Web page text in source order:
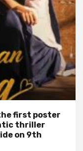
first poster
thriller
on 9th